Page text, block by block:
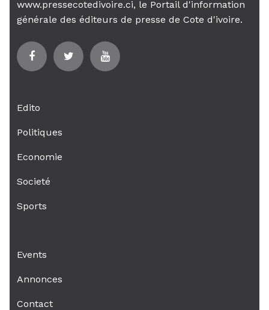
www.pressecotedivoire.ci, le Portail d'information
générale des éditeurs de presse de Cote d'ivoire.
Edito
Politiques
Economie
Societé
Sports
Events
Annonces
Contact